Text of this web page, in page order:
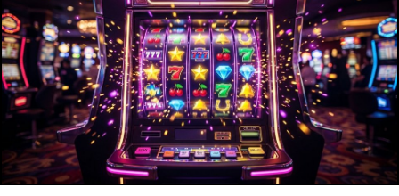
Evenimente
Emisiuni TV
Horoscop
Lifestyle